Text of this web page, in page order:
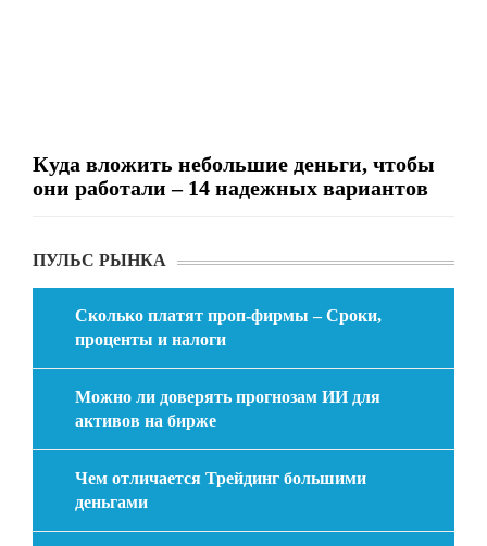
Куда вложить небольшие деньги, чтобы
они работали – 14 надежных вариантов
ПУЛЬС РЫНКА
Сколько платят проп-фирмы – Сроки,
проценты и налоги
Можно ли доверять прогнозам ИИ для
активов на бирже
Чем отличается Трейдинг большими
деньгами